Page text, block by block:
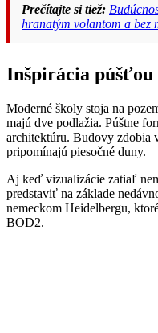
Prečítajte si tiež:
hranatým volantom a bez
Inšpirácia púšťou
Moderné školy stoja na
majú dve podlažia. Púštne
architektúru. Budovy zdobia
pripomínajú piesočné duny.
Aj keď vizualizácie zatiaľ
predstaviť na základe
nemeckom Heidelbergu,
BOD2.